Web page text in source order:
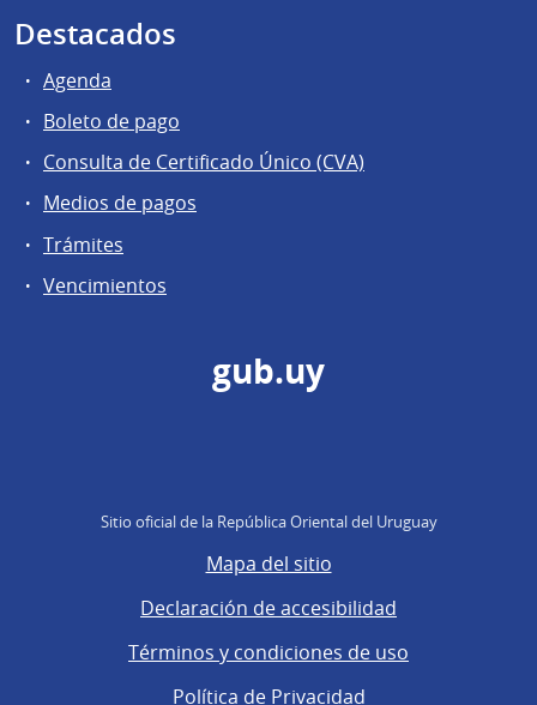
Destacados
Agenda
Boleto de pago
Consulta de Certificado Único (CVA)
Medios de pagos
Trámites
Vencimientos
gub.uy
Sitio oficial de la República Oriental del Uruguay
Mapa del sitio
Declaración de accesibilidad
Términos y condiciones de uso
Política de Privacidad